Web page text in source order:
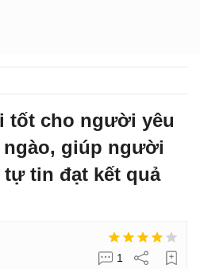
tốt cho người yêu
giúp người
tin đạt kết quả
1